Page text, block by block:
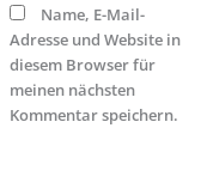
Name, E-Mail-
Adresse und Website in
diesem Browser für
meinen nächsten
Kommentar speichern.